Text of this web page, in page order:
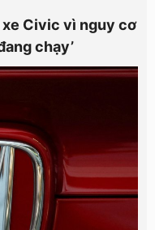
Civic vì nguy cơ
chạy’